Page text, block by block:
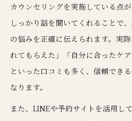
カウンセリングを実施している点
しっかり話を聞いてくれることで
の悩みを正確に伝えられます。実
れてもらえた」「自分に合ったケ
といった口コミも多く、信頼でき
なります。
また、LINEや予約サイトを活用し